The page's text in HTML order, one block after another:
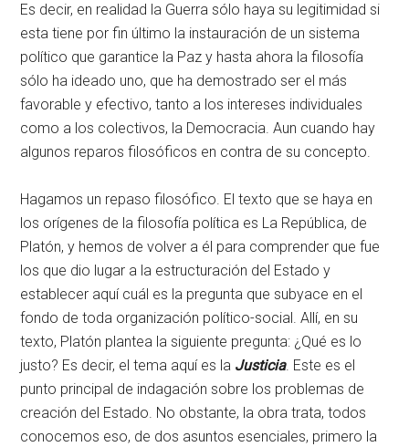
Es decir, en realidad la Guerra sólo haya su legitimidad si
esta tiene por fin último la instauración de un sistema
político que garantice la Paz y hasta ahora la filosofía
sólo ha ideado uno, que ha demostrado ser el más
favorable y efectivo, tanto a los intereses individuales
como a los colectivos, la Democracia. Aun cuando hay
algunos reparos filosóficos en contra de su concepto.
Hagamos un repaso filosófico. El texto que se haya en
los orígenes de la filosofía política es La República, de
Platón, y hemos de volver a él para comprender que fue
los que dio lugar a la estructuración del Estado y
establecer aquí cuál es la pregunta que subyace en el
fondo de toda organización político-social. Allí, en su
texto, Platón plantea la siguiente pregunta: ¿Qué es lo
justo? Es decir, el tema aquí es la Justicia. Este es el
punto principal de indagación sobre los problemas de
creación del Estado. No obstante, la obra trata, todos
conocemos eso, de dos asuntos esenciales, primero la